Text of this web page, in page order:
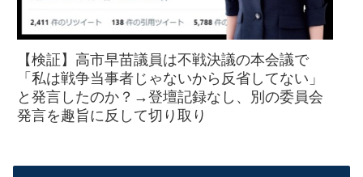
【検証】高市早苗議員は不戦決議の本会議で
「私は戦争当事者じゃないから反省してない」
と発言したのか？→登壇記録なし、別の委員会
発言を趣旨に反して切り取り